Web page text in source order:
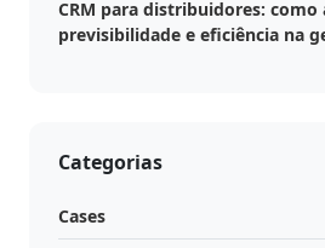
CRM para distribuidores:
previsibilidade e eficiência na
Categorias
Cases